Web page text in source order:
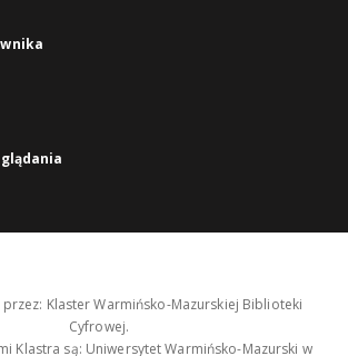
Klaster Warmińsko-Mazurskiej Biblioteki
Cyfrowej.
Klastra są: Uniwersytet Warmińsko-Mazurski w